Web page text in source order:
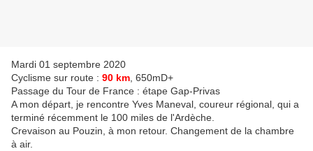
Mardi 01 septembre 2020
Cyclisme sur route : 90 km , 650mD+
Passage du Tour de France : étape Gap-Privas
A mon départ, je rencontre Yves Maneval, coureur régional, qui a
terminé récemment le 100 miles de l'Ardèche.
Crevaison au Pouzin, à mon retour. Changement de la chambre
à air.